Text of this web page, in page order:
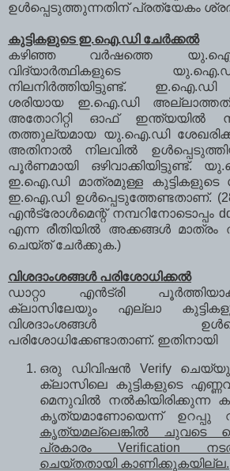
ഉള്‍പ്പെടുത്തുന്നതിന് പ്രത്യേകം
കുട്ടികളുടെ ഇ.ഐ.ഡി ചേര്‍ക്കല്‍
കഴിഞ്ഞ വര്‍ഷത്തെ
വിദ്യാര്‍ത്ഥികളുടെ
നിലനിര്‍ത്തിയിട്ടുണ്ട്.
ശരിയായ ഇ.ഐ.ഡി
അതോറിറ്റി ഓഫ് ഇന്ത്യയില്‍
തത്തുല്യമായ യു.ഐ.ഡി
അതിനാല്‍ നിലവില്‍
പൂര്‍ണമായി ഒഴിവാക്കിയിട്ടുണ്ട്.
ഇ.ഐ.ഡി മാത്രമുള്ള കുട്ടികളുടെ
ഇ.ഐ.ഡി ഉള്‍പ്പെടുത്തേണ്ടതാണ്.
എന്‍ട്രോള്‍മെന്റ് നമ്പറിനോടൊപ്പം dd-
എന്ന രീതിയില്‍ അക്കങ്ങള്‍ മാത്രം
ചെയ്ത് ചേര്‍ക്കുക.)
വിശദാംശങ്ങള്‍ പരിശോധിക്കല്‍
ഡാറ്റാ എന്‍ട്രി
ക്ലാസിലേയും എല്ലാ
വിശദാംശങ്ങള്‍
പരിശോധിക്കേണ്ടാതാണ്. ഇതിനായി
ഒരു ഡിവിഷന്‍ Verify
ക്ലാസിലെ കുട്ടികളുടെ
മെനുവില്‍ നല്‍കിയിരിക്കുന്ന
കൃത്യമാണോയെന്ന് ഉറപ്പു
കൃത്യമല്ലെങ്കില്‍ ചുവടെ
പ്രകാരം Verification
ചെയ്തതായി കാണിക്കുകയില്ല.